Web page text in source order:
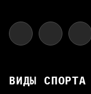
ВИДЫ СПОРТА